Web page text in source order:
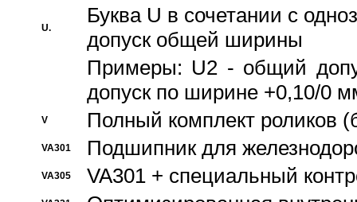
U.
Буква U в сочетании с
допуск общей ширины
Примеры: U2 - общий
допуск по ширине +0,10/0
V Полный комплект роликов
VA301 Подшипник для
VA305 VA301 + специальный